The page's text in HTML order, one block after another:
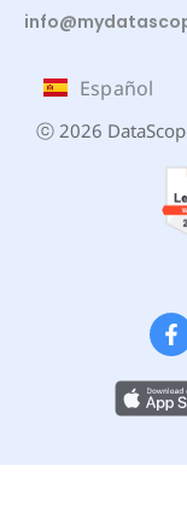
Español
ⓒ 2026